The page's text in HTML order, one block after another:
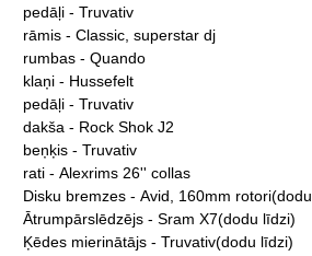
pedāļi - Truvativ
rāmis - Classic, superstar dj
rumbas - Quando
klaņi - Hussefelt
pedāļi - Truvativ
dakša - Rock Shok J2
beņķis - Truvativ
rati - Alexrims 26'' collas
Disku bremzes - Avid, 160mm rotori(dodu
Ātrumpārslēdzējs - Sram X7(dodu līdzi)
Ķēdes mierinātājs - Truvativ(dodu līdzi)